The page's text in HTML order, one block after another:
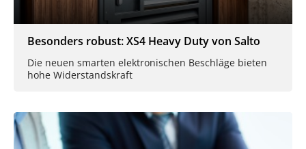
Besonders robust: XS4 Heavy Duty von Salto
Die neuen smarten elektronischen Beschläge bieten
hohe Widerstandskraft